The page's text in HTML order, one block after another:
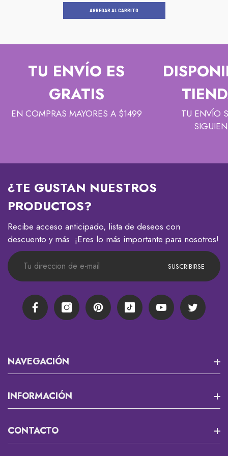
AGREGAR AL CARRITO
TU ENVÍO ES
GRATIS
EN COMPRAS MAYORES A $1499
TU ENVÍO
¿TE GUSTAN NUESTROS
PRODUCTOS?
Recibe acceso anticipado, lista de deseos con
descuento y más. ¡Eres lo más importante para nosotros!
SUSCRIBIRSE
FacebookInstagramPinterestTikTok YouTube Twitter
NAVEGACIÓN
Misión 13
Cortadores Y Marcadores Para Fondant
INFORMACIÓN
Que Es Un Custom?
CONTACTO